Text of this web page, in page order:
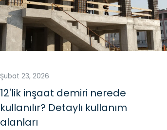
Şubat 23, 2026
12'lik inşaat demiri nerede
kullanılır? Detaylı kullanım
alanları